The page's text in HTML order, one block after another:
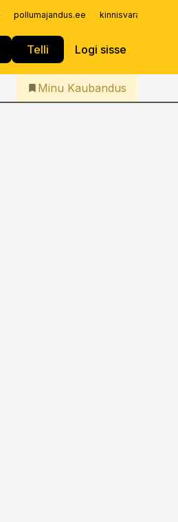
pollumajandus.ee
Telli Logi sisse
Iseteenindus
Telli Kaubandus
Minu Kaubandus